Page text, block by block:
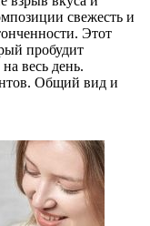
свежесть и
Этот
пробудит
весь день.
Общий вид и